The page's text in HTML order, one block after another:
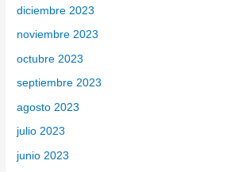
diciembre 2023
noviembre 2023
octubre 2023
septiembre 2023
agosto 2023
julio 2023
junio 2023